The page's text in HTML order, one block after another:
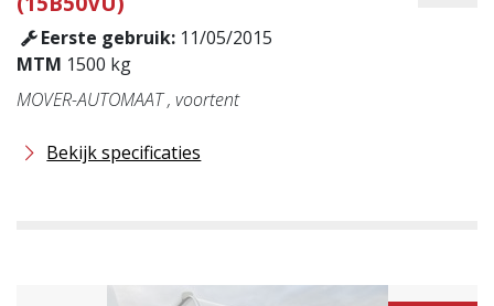
Eerste gebruik: 11/05/2015
MTM 1500 kg
MOVER-AUTOMAAT , voortent
Bekijk specificaties